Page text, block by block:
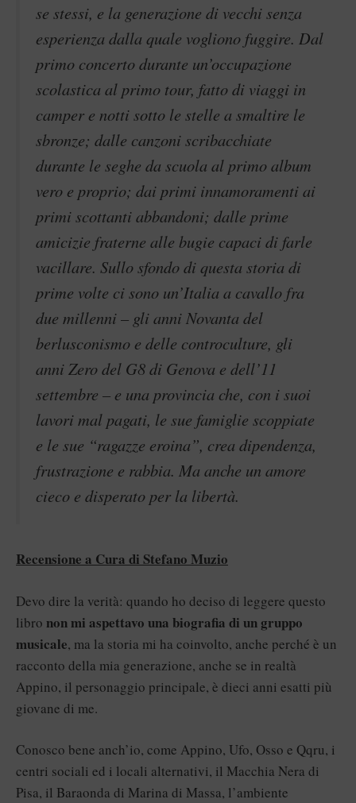
se stessi, e la generazione di vecchi senza
esperienza dalla quale vogliono fuggire. Dal
primo concerto durante un’occupazione
scolastica al primo tour, fatto di viaggi in
camper e notti sotto le stelle a smaltire le
sbronze; dalle canzoni scribacchiate
durante le seghe da scuola al primo album
vero e proprio; dai primi innamoramenti ai
primi scottanti abbandoni; dalle prime
amicizie fraterne alle bugie capaci di farle
vacillare. Sullo sfondo di questa storia di
prime volte ci sono un’Italia a cavallo fra
due millenni – gli anni Novanta del
berlusconismo e delle controculture, gli
anni Zero del G8 di Genova e dell’11
settembre – e una provincia che, con i suoi
lavori mal pagati, le sue famiglie scoppiate
e le sue “ragazze eroina”, crea dipendenza,
frustrazione e rabbia. Ma anche un amore
cieco e disperato per la libertà.
Recensione a Cura di Stefano Muzio
Devo dire la verità: quando ho deciso di leggere questo
libro non mi aspettavo una biografia di un gruppo
musicale, ma la storia mi ha coinvolto, anche perché è un
racconto della mia generazione, anche se in realtà
Appino, il personaggio principale, è dieci anni esatti più
giovane di me.
Conosco bene anch’io, come Appino, Ufo, Osso e Qqru, i
centri sociali ed i locali alternativi, il Macchia Nera di
Pisa, il Baraonda di Marina di Massa, l’ambiente